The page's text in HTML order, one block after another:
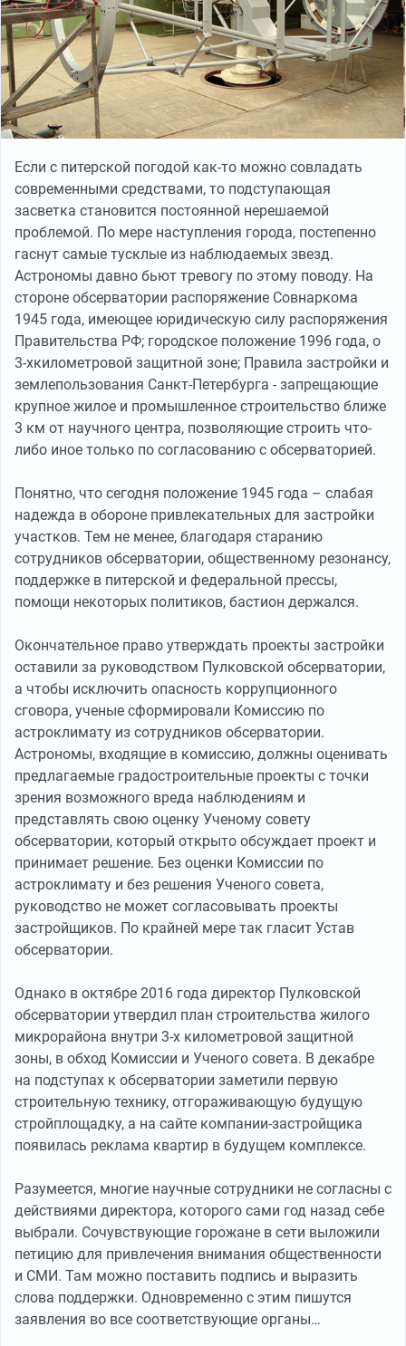
Если с питерской погодой как-то можно совладать
современными средствами, то подступающая
засветка становится постоянной нерешаемой
проблемой. По мере наступления города, постепенно
гаснут самые тусклые из наблюдаемых звезд.
Астрономы давно бьют тревогу по этому поводу. На
стороне обсерватории распоряжение Совнаркома
1945 года, имеющее юридическую силу распоряжения
Правительства РФ; городское положение 1996 года, о
3-хкилометровой защитной зоне; Правила застройки и
землепользования Санкт-Петербурга - запрещающие
крупное жилое и промышленное строительство ближе
3 км от научного центра, позволяющие строить что-
либо иное только по согласованию с обсерваторией.
Понятно, что сегодня положение 1945 года – слабая
надежда в обороне привлекательных для застройки
участков. Тем не менее, благодаря старанию
сотрудников обсерватории, общественному резонансу,
поддержке в питерской и федеральной прессы,
помощи некоторых политиков, бастион держался.
Окончательное право утверждать проекты застройки
оставили за руководством Пулковской обсерватории,
а чтобы исключить опасность коррупционного
сговора, ученые сформировали Комиссию по
астроклимату из сотрудников обсерватории.
Астрономы, входящие в комиссию, должны оценивать
предлагаемые градостроительные проекты с точки
зрения возможного вреда наблюдениям и
представлять свою оценку Ученому совету
обсерватории, который открыто обсуждает проект и
принимает решение. Без оценки Комиссии по
астроклимату и без решения Ученого совета,
руководство не может согласовывать проекты
застройщиков. По крайней мере так гласит Устав
обсерватории.
Однако в октябре 2016 года директор Пулковской
обсерватории утвердил план строительства жилого
микрорайона внутри 3-х километровой защитной
зоны, в обход Комиссии и Ученого совета. В декабре
на подступах к обсерватории заметили первую
строительную технику, отгораживающую будущую
стройплощадку, а на сайте компании-застройщика
появилась реклама квартир в будущем комплексе.
Разумеется, многие научные сотрудники не согласны с
действиями директора, которого сами год назад себе
выбрали. Сочувствующие горожане в сети выложили
петицию для привлечения внимания общественности
и СМИ. Там можно поставить подпись и выразить
слова поддержки. Одновременно с этим пишутся
заявления во все соответствующие органы…